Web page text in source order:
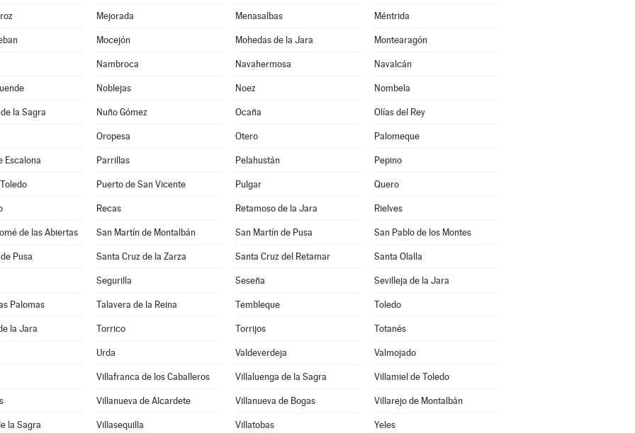
Mejorada Menasalbas Méntrida
Mocejón Mohedas de la Jara Montearagón
Nambroca Navahermosa Navalcán
Noblejas Noez Nombela
la Sagra Nuño Gómez Ocaña Olías del Rey
Oropesa Otero Palomeque
Escalona Parrillas Pelahustán Pepino
Puerto de San Vicente Pulgar Quero
Recas Retamoso de la Jara Rielves
de las Abiertas San Martín de Montalbán San Martín de Pusa San Pablo de los Montes
Pusa Santa Cruz de la Zarza Santa Cruz del Retamar Santa Olalla
Segurilla Seseña Sevilleja de la Jara
Palomas Talavera de la Reina Tembleque Toledo
la Jara Torrico Torrijos Totanés
Urda Valdeverdeja Valmojado
Villafranca de los Caballeros Villaluenga de la Sagra Villamiel de Toledo
Villanueva de Alcardete Villanueva de Bogas Villarejo de Montalbán
la Sagra Villasequilla Villatobas Yeles